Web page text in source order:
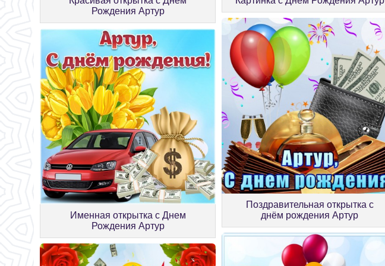
Рождения Артур
Именная открытка с Днем
Рождения Артур
Поздравительная открытка с
днём рождения Артур